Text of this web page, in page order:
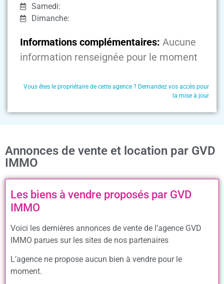
Samedi:
Dimanche:
Informations complémentaires: Aucune
information renseignée pour le moment
Vous êtes le propriétaire de cette agence ? Demandez vos accès pour
la mise à jour
Annonces de vente et location par GVD
IMMO
Les biens à vendre proposés par GVD
IMMO
Voici les dernières annonces de vente de l’agence GVD
IMMO parues sur les sites de nos partenaires
L’agence ne propose aucun bien à vendre pour le
moment.